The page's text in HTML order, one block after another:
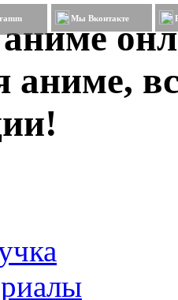
аниме,
Мы Вконтакте